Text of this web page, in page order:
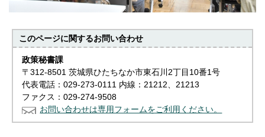
このページに関するお問い合わせ
政策秘書課
〒312-8501 茨城県ひたちなか市東石川2丁目10番1号
代表電話：029-273-0111 内線：21212、21213
ファクス：029-274-9508
お問い合わせは専用フォームをご利用ください。